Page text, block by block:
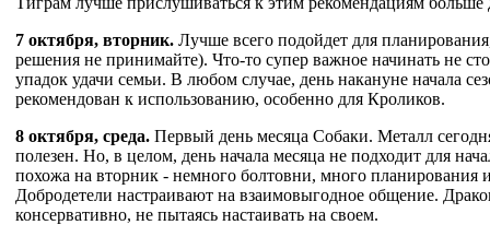
7 октября, вторник. Лучше всего подойдет для
решения не принимайте). Что-то супер важное начинать не
упадок удачи семьи. В любом случае, день накануне начала
рекомендован к использованию, особенно для Кроликов.
8 октября, среда. Первый день месяца Собаки. Металл
полезен. Но, в целом, день начала месяца не подходит для
похожа на вторник - немного болтовни, много планирования
Добродетели настраивают на взаимовыгодное общение.
консервативно, не пытаясь настаивать на своем.